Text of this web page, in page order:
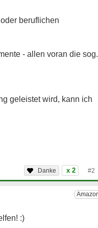
beruflichen
- allen voran die sog.
geleistet wird, kann ich
x 2 #2